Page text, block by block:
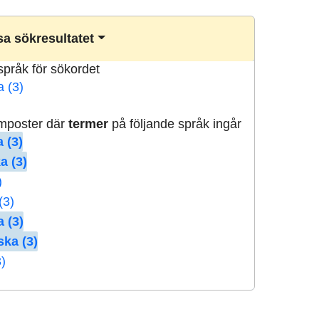
sökresultatet
för sökordet
(3)
därtermer på följande språk ingår
(3)
(3)
(3)
(3)